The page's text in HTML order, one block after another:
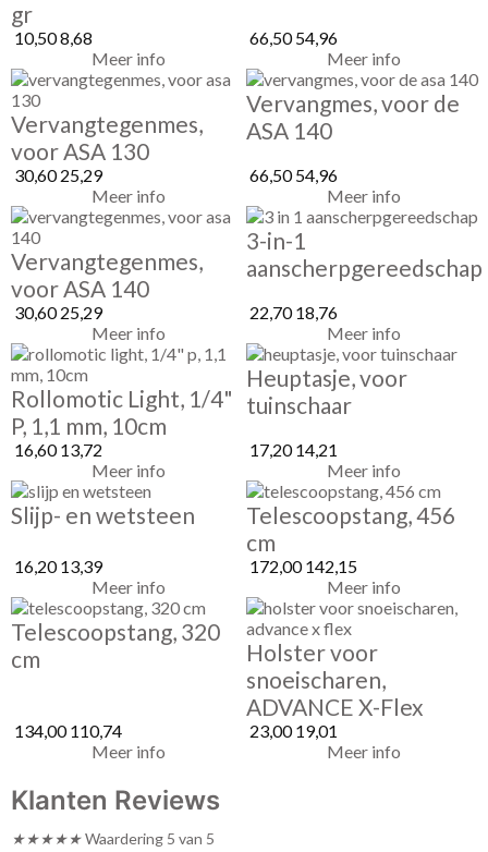
gr
10,508,68
Meer info
66,5054,96
Meer info
Vervangtegenmes,
voor ASA 130
30,6025,29
Meer info
Vervangmes, voor de
ASA 140
66,5054,96
Meer info
Vervangtegenmes,
voor ASA 140
30,6025,29
Meer info
3-in-1
aanscherpgereedschap
22,7018,76
Meer info
Rollomotic Light, 1/4"
P, 1,1 mm, 10cm
16,6013,72
Meer info
Heuptasje, voor
tuinschaar
17,2014,21
Meer info
Slijp- en wetsteen
16,2013,39
Meer info
Telescoopstang, 456
cm
172,00142,15
Meer info
Telescoopstang, 320
cm
134,00110,74
Meer info
Holster voor
snoeischaren,
ADVANCE X-Flex
23,0019,01
Meer info
Klanten Reviews
★★★★★Waardering 5 van 5